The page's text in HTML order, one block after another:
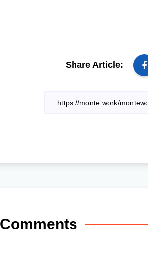
Share Article:
Comments